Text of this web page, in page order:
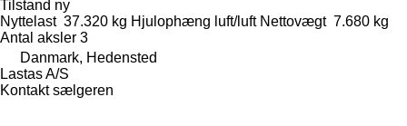
Tilstand ny
Nyttelast 37.320 kg Hjulophæng luft/luft Nettovægt 7.680 kg
Antal aksler 3
Danmark, Hedensted
Lastas A/S
Kontakt sælgeren